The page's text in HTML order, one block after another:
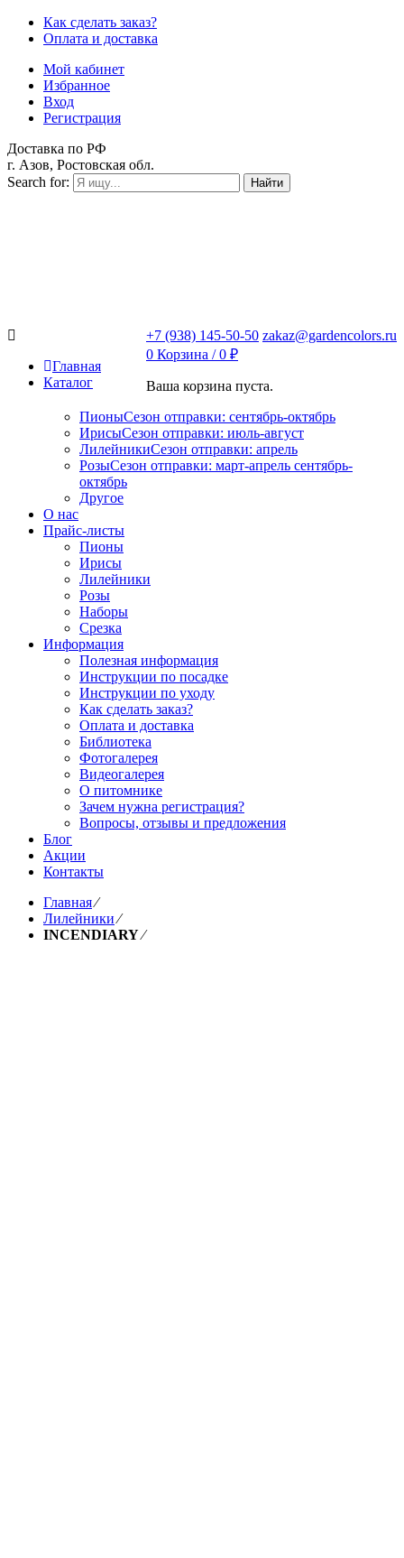
Как сделать заказ?
Оплата и доставка
Мой кабинет
Избранное
Вход
Регистрация
Доставка по РФ
г. Азов, Ростовская обл.
Search for:
Найти
+7 (938) 145-50-50 zakaz@gardencolors.ru
0 Корзина /0 ₽
Ваша корзина пуста.
Главная
Каталог
ПионыСезон отправки: сентябрь-октябрь
ИрисыСезон отправки: июль-август
ЛилейникиСезон отправки: апрель
РозыСезон отправки: март-апрель сентябрь-
октябрь
Другое
О нас
Прайс-листы
Пионы
Ирисы
Лилейники
Розы
Наборы
Срезка
Информация
Полезная информация
Инструкции по посадке
Инструкции по уходу
Как сделать заказ?
Оплата и доставка
Библиотека
Фотогалерея
Видеогалерея
О питомнике
Зачем нужна регистрация?
Вопросы, отзывы и предложения
Блог
Акции
Контакты
Главная⁄
Лилейники⁄
INCENDIARY⁄